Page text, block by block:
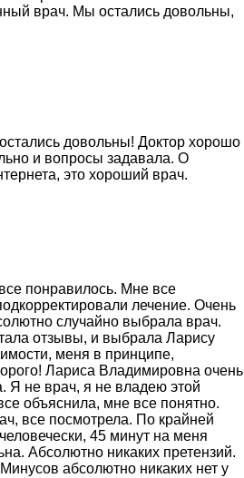
врач. Мы остались довольны,
довольны! Доктор хорошо
и вопросы задавала. О
это хороший врач.
понравилось. Мне все
лечение. Очень
случайно выбрала врач.
отзывы, и выбрала Ларису
меня в принципе,
Лариса Владимировна очень
Я не врач, я не владею этой
объяснила, мне все понятно.
все посмотрела. По крайней
45 минут на меня
Абсолютно никаких претензий.
абсолютно никаких нет у